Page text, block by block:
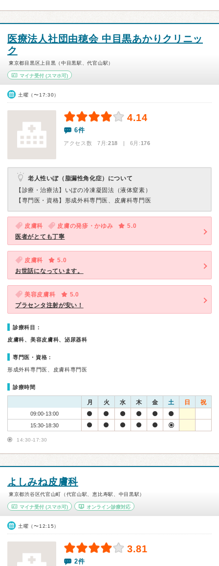
医療法人社団由穂会 中目黒あかりクリニッ
ク
東京都目黒区上目黒（中目黒駅、代官山駅）
マイナ受付 (スマホ可)
土曜（〜17:30）
4.14
6件
アクセス数 7月:218 | 6月:176
老人性いぼ（脂漏性角化症）について
【診療・治療法】 いぼの冷凍凝固法（液体窒素）
【専門医・資格】 形成外科専門医、皮膚科専門医
皮膚科 皮膚の発疹・かゆみ
5.0
医者がとても丁寧
皮膚科
5.0
お世話になっています。
美容皮膚科
5.0
プラセンタ注射が安い！
診療科目：
皮膚科、美容皮膚科、泌尿器科
専門医・資格：
形成外科専門医、皮膚科専門医
診療時間
月 火 水 木 金 土 日 祝
09:00-13:00
15:30-18:30
14:30-17:30
よしみね皮膚科
東京都渋谷区代官山町（代官山駅、恵比寿駅、中目黒駅）
マイナ受付 (スマホ可) オンライン診療対応
土曜（〜12:15）
3.81
2件